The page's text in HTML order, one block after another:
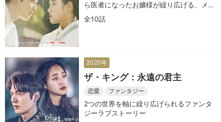
ら医者になったお嬢様が繰り広げる、メデ
ィカルラブロマンス時代劇のシーズン2
全10話
2020年
ザ・キング：永遠の君主
恋愛 ファンタジー
2つの世界を軸に繰り広げられるファンタ
ジーラブストーリー